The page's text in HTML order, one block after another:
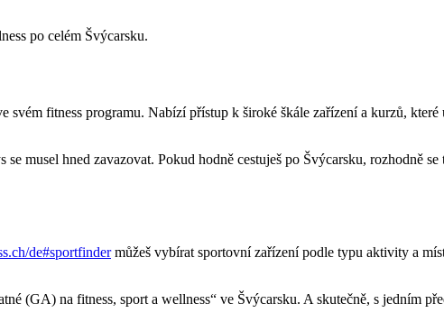
po celém Švýcarsku.
svém fitness programu. Nabízí přístup k široké škále zařízení a kurzů,
musel hned zavazovat. Pokud hodně cestuješ po Švýcarsku, rozhodně
de#sportfindermůžeš vybírat sportovní zařízení podle typu aktivity a
(GA) na fitness, sport a wellness“ ve Švýcarsku. A skutečně, s jedním